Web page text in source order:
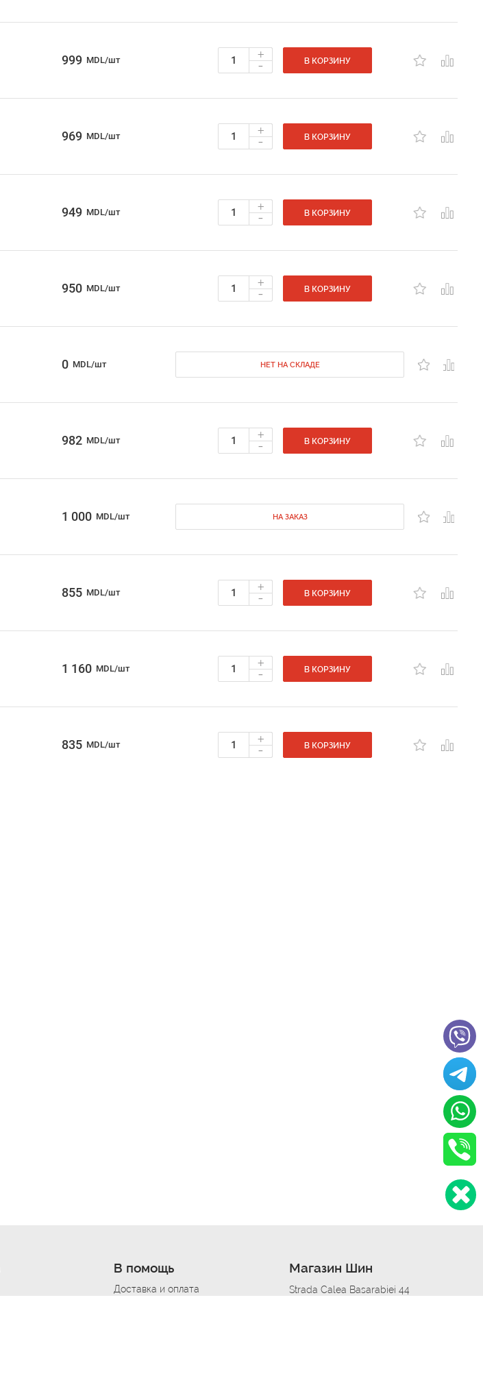
999 MDL/шт +
- В КОРЗИНУ
969 MDL/шт +
- В КОРЗИНУ
949 MDL/шт +
- В КОРЗИНУ
950 MDL/шт +
- В КОРЗИНУ
0 MDL/шт НЕТ НА СКЛАДЕ
982 MDL/шт +
- В КОРЗИНУ
1 000 MDL/шт НА ЗАКАЗ
855 MDL/шт +
- В КОРЗИНУ
1 160 MDL/шт +
- В КОРЗИНУ
835 MDL/шт +
- В КОРЗИНУ
В помощь
Доставка и оплата
Магазин Шин
Strada Calea Basarabiei 44